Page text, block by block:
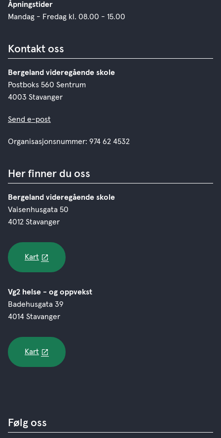
Åpningstider
Mandag - Fredag kl. 08.00 - 15.00
Kontakt oss
Bergeland videregående skole
Postboks 560 Sentrum
4003 Stavanger
Send e-post
Organisasjonsnummer: 974 62 4532
Her finner du oss
Bergeland videregående skole
Vaisenhusgata 50
4012 Stavanger
Kart
Vg2 helse - og oppvekst
Badehusgata 39
4014 Stavanger
Kart
Følg oss